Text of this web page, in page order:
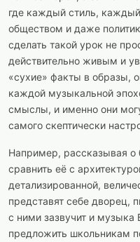
где каждый стиль, каждый
обществом и даже
сделать такой урок не
действительно живым и
«сухие» факты в образы,
каждой музыкальной
смыслы, и именно они
самого скептически
Например, рассказывая о
сравнить её с
детализированной,
представят себе
с ними зазвучит и
предложить школьникам